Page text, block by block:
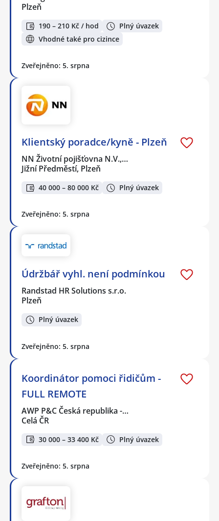
Plzeň
190 – 210 Kč / hod
Plný úvazek
Vhodné také pro cizince
Zveřejněno: 5. srpna
Klientský poradce/kyně - Plzeň
NN Životní pojišťovna N.V.,…
Jižní Předměstí, Plzeň
40 000 – 80 000 Kč Plný úvazek
Zveřejněno: 5. srpna
Údržbář vyhl. není podmínkou
Randstad HR Solutions s.r.o.
Plzeň
Plný úvazek
Zveřejněno: 5. srpna
Koordinátor pomoci řidičům -
FULL REMOTE
AWP P&C Česká republika -…
Celá ČR
30 000 – 33 400 Kč Plný úvazek
Zveřejněno: 5. srpna